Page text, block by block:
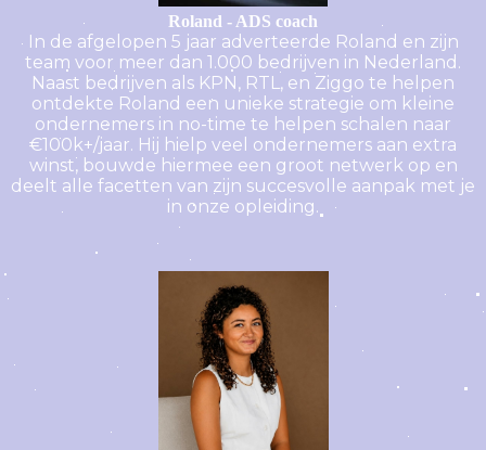
Roland - ADS coach
In de afgelopen 5 jaar adverteerde Roland en zijn
team voor meer dan 1.000 bedrijven in Nederland.
Naast bedrijven als KPN, RTL, en Ziggo te helpen
ontdekte Roland een unieke strategie om kleine
ondernemers in no-time te helpen schalen naar
€100k+/jaar. Hij hielp veel ondernemers aan extra
winst, bouwde hiermee een groot netwerk op en
deelt alle facetten van zijn succesvolle aanpak met je
in onze opleiding.